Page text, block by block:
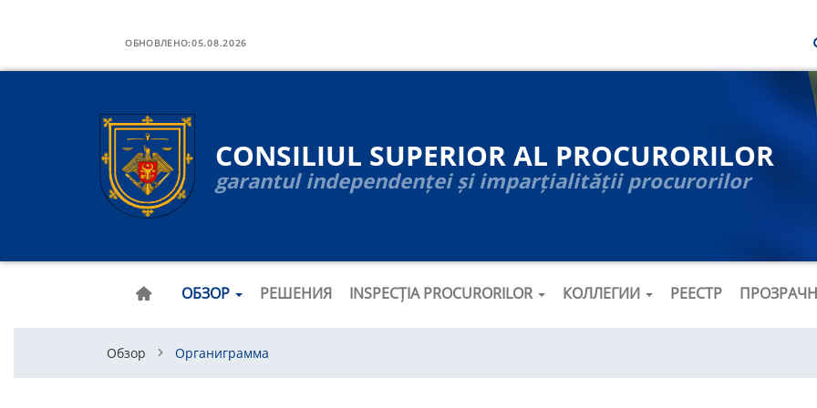
ОБНОВЛЕНО:05.08.2026
CONSILIUL SUPERIOR AL PROCURORILOR
garantul independenței și imparțialității procurorilor
Navigare
principală
ОБЗОР РЕШЕНИЯ INSPECȚIA PROCURORILOR КОЛЛЕГИИ РЕЕСТР
Обзор Органиграмма